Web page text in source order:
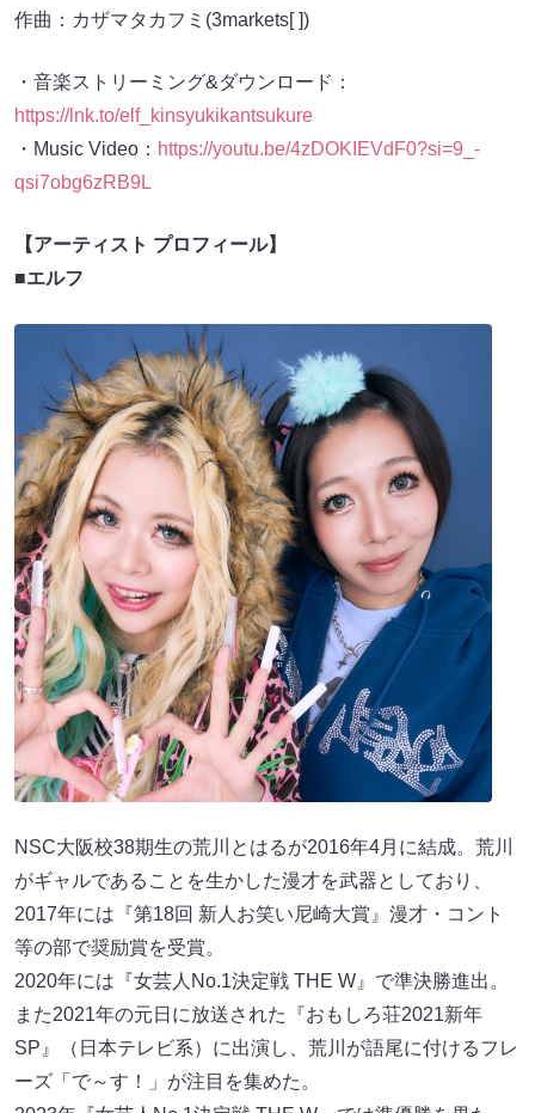
https://lnk.to/elf_kinsyukikantsukure
・Music Video：https://youtu.be/4zDOKIEVdF0?si=9_-
qsi7obg6zRB9L
■エルフ
がギャルであることを生かした漫才を武器としており、
2017年には『第18回 新人お笑い尼崎大賞』漫才・コント
等の部で奨励賞を受賞。
2020年には『女芸人No.1決定戦 THE W』で準決勝進出。
また2021年の元日に放送された『おもしろ荘2021新年
SP』（日本テレビ系）に出演し、荒川が語尾に付けるフレ
ーズ「で～す！」が注目を集めた。
2023年『女芸人No.1決定戦 THE W』では準優勝を果た